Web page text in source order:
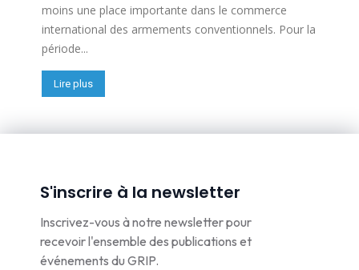
moins une place importante dans le commerce
international des armements conventionnels. Pour la
période...
Lire plus
S'inscrire à la newsletter
Inscrivez-vous à notre newsletter pour
recevoir l'ensemble des publications et
événements du GRIP.